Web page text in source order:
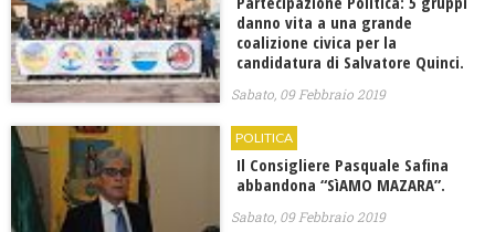
danno vita a una grande
coalizione civica per la
candidatura di Salvatore Quinci.
Sabato, 09 Febbraio 2019
POLITICA
Il Consigliere Pasquale Safina
abbandona “SìAMO MAZARA”.
Sabato, 09 Febbraio 2019